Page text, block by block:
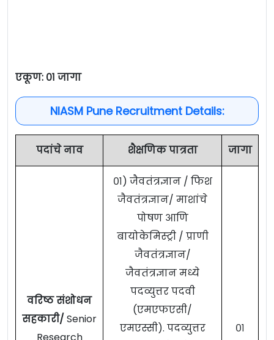
एकूण: ०१ जागा
NIASM Pune Recruitment Details:
पदांचे नाव शैक्षणिक पात्रता जागा
वरिष्ठ संशोधन
सहकारी/ Senior
०१) जैवतंत्रज्ञान / फिश
जैवतंत्रज्ञान/ माशांचे
पोषण आणि
बायोकेमिस्ट्री / प्राणी
जैवतंत्रज्ञान/
जैवतंत्रज्ञान मध्ये
पदव्युत्तर पदवी
(एमएफएसी/
एमएस्सी). पदव्युत्तर
०१